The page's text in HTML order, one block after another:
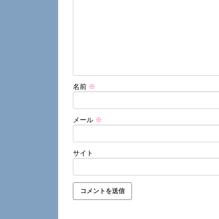
名前 ※
メール ※
サイト